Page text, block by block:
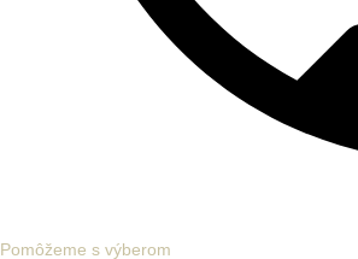
Pomôžeme s výberom